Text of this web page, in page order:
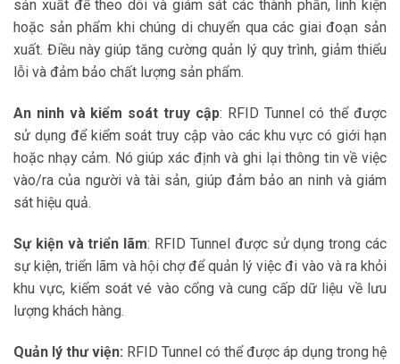
sản xuất để theo dõi và giám sát các thành phần, linh kiện
hoặc sản phẩm khi chúng di chuyển qua các giai đoạn sản
xuất. Điều này giúp tăng cường quản lý quy trình, giảm thiểu
lỗi và đảm bảo chất lượng sản phẩm.
An ninh và kiểm soát truy cập: RFID Tunnel có thể được
sử dụng để kiểm soát truy cập vào các khu vực có giới hạn
hoặc nhạy cảm. Nó giúp xác định và ghi lại thông tin về việc
vào/ra của người và tài sản, giúp đảm bảo an ninh và giám
sát hiệu quả.
Sự kiện và triển lãm: RFID Tunnel được sử dụng trong các
sự kiện, triển lãm và hội chợ để quản lý việc đi vào và ra khỏi
khu vực, kiểm soát vé vào cổng và cung cấp dữ liệu về lưu
lượng khách hàng.
Quản lý thư viện: RFID Tunnel có thể được áp dụng trong hệ